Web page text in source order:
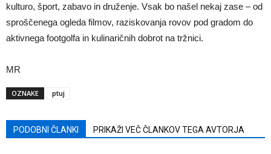
kulturo, šport, zabavo in druženje. Vsak bo našel nekaj zase – od
sproščenega ogleda filmov, raziskovanja rovov pod gradom do
aktivnega footgolfa in kulinaričnih dobrot na tržnici.
MR
OZNAKE ptuj
PODOBNI ČLANKI PRIKAŽI VEČ ČLANKOV TEGA AVTORJA